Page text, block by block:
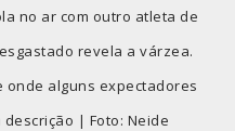
no ar com outro atleta de
revela a várzea.
onde alguns expectadores
| Foto: Neide